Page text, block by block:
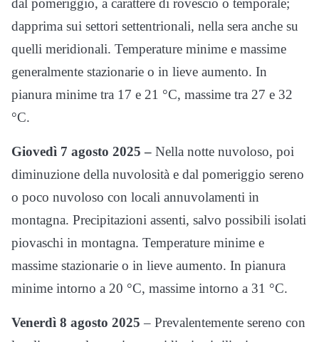
dal pomeriggio, a carattere di rovescio o temporale;
dapprima sui settori settentrionali, nella sera anche su
quelli meridionali. Temperature minime e massime
generalmente stazionarie o in lieve aumento. In
pianura minime tra 17 e 21 °C, massime tra 27 e 32
°C.
Giovedì 7 agosto 2025 – Nella notte nuvoloso, poi
diminuzione della nuvolosità e dal pomeriggio sereno
o poco nuvoloso con locali annuvolamenti in
montagna. Precipitazioni assenti, salvo possibili isolati
piovaschi in montagna. Temperature minime e
massime stazionarie o in lieve aumento. In pianura
minime intorno a 20 °C, massime intorno a 31 °C.
Venerdì 8 agosto 2025 – Prevalentemente sereno con